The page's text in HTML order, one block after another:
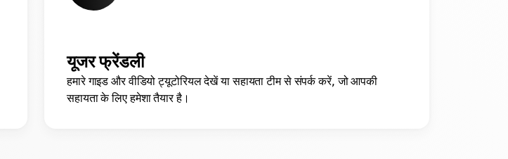
यूजर फ्रेंडली
हमारे गाइड और वीडियो ट्यूटोरियल देखें या सहायता टीम से संपर्क करें, जो आपकी
सहायता के लिए हमेशा तैयार है।